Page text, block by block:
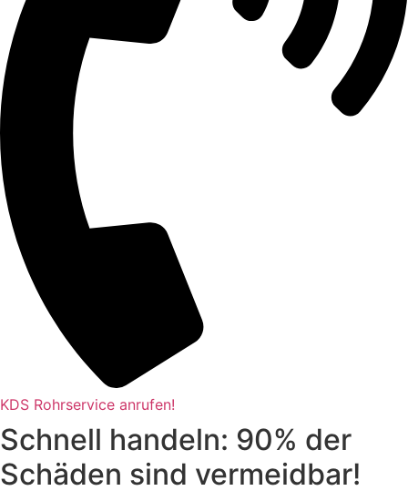
KDS Rohrservice anrufen!
Schnell handeln: 90% der
Schäden sind vermeidbar!